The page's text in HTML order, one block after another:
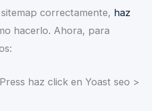
correctamente, haz
hacerlo. Ahora, para
haz click en Yoast seo >